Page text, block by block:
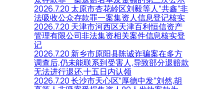
2026.7.20 太原市杏花岭区刘毅等人“共鑫”非
法吸收公众存款罪一案集资人信息登记核实
2026.7.20 天津市河西区天津百利恒信资产
管理有限公司非法集资相关案件信息核实登
记
2026.7.20 新乡市原阳县陈诚诈骗案在多方
调查后,仍未能联系到受害人,导致部分退赔款
无法进行退还,十五日内认领
2026.7.20 长沙市天心区“厚德中发”刘然,胡